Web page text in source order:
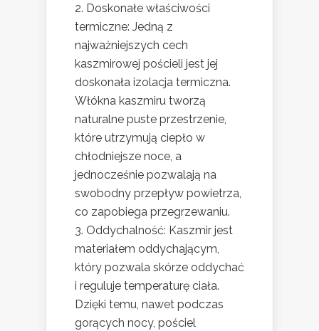
Doskonałe właściwości
termiczne: Jedną z
najważniejszych cech
kaszmirowej pościeli jest jej
doskonała izolacja termiczna.
Włókna kaszmiru tworzą
naturalne puste przestrzenie,
które utrzymują ciepło w
chłodniejsze noce, a
jednocześnie pozwalają na
swobodny przepływ powietrza,
co zapobiega przegrzewaniu.
Oddychalność: Kaszmir jest
materiałem oddychającym,
który pozwala skórze oddychać
i reguluje temperaturę ciała.
Dzięki temu, nawet podczas
gorących nocy, pościel